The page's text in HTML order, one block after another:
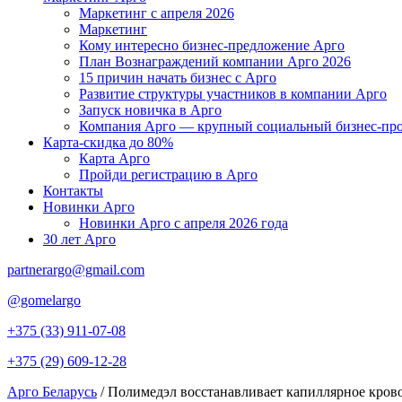
Маркетинг с апреля 2026
Маркетинг
Кому интересно бизнес-предложение Арго
План Вознаграждений компании Арго 2026
15 причин начать бизнес с Арго
Развитие структуры участников в компании Арго
Запуск новичка в Арго
Компания Арго — крупный социальный бизнес-
Карта-скидка до 80%
Карта Арго
Пройди регистрацию в Арго
Контакты
Новинки Арго
Новинки Арго с апреля 2026 года
30 лет Арго
partnerargo@gmail.com
@gomelargo
+375 (33) 911-07-08
+375 (29) 609-12-28
Арго Беларусь /Полимедэл восстанавливает капиллярное